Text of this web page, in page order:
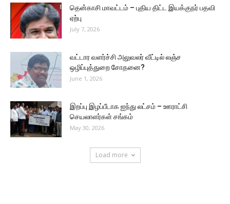
தென்காசி மாவட்டம் – புதிய திட்ட இயக்குநர் பதவி
ஏற்பு
July 7, 2026
வட்டார வளர்ச்சி அலுவலர் வீட்டில் லஞ்ச
ஒழிப்புத்துறை சோதனை?
June 1, 2026
இறப்பு இழப்பீடாக ஐந்து லட்சம் – ஊராட்சி
செயலாளர்கள் சங்கம்
May 30, 2026
Load more